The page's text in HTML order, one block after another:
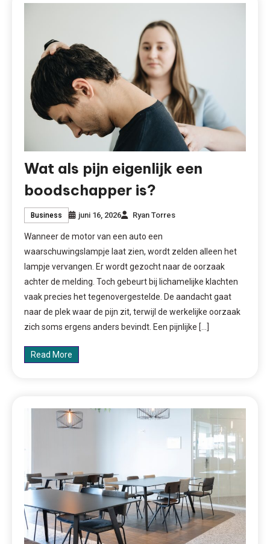
Wat als pijn eigenlijk een
boodschapper is?
Business juni 16, 2026 Ryan Torres
Wanneer de motor van een auto een
waarschuwingslampje laat zien, wordt zelden alleen het
lampje vervangen. Er wordt gezocht naar de oorzaak
achter de melding. Toch gebeurt bij lichamelijke klachten
vaak precies het tegenovergestelde. De aandacht gaat
naar de plek waar de pijn zit, terwijl de werkelijke oorzaak
zich soms ergens anders bevindt. Een pijnlijke […]
Read More